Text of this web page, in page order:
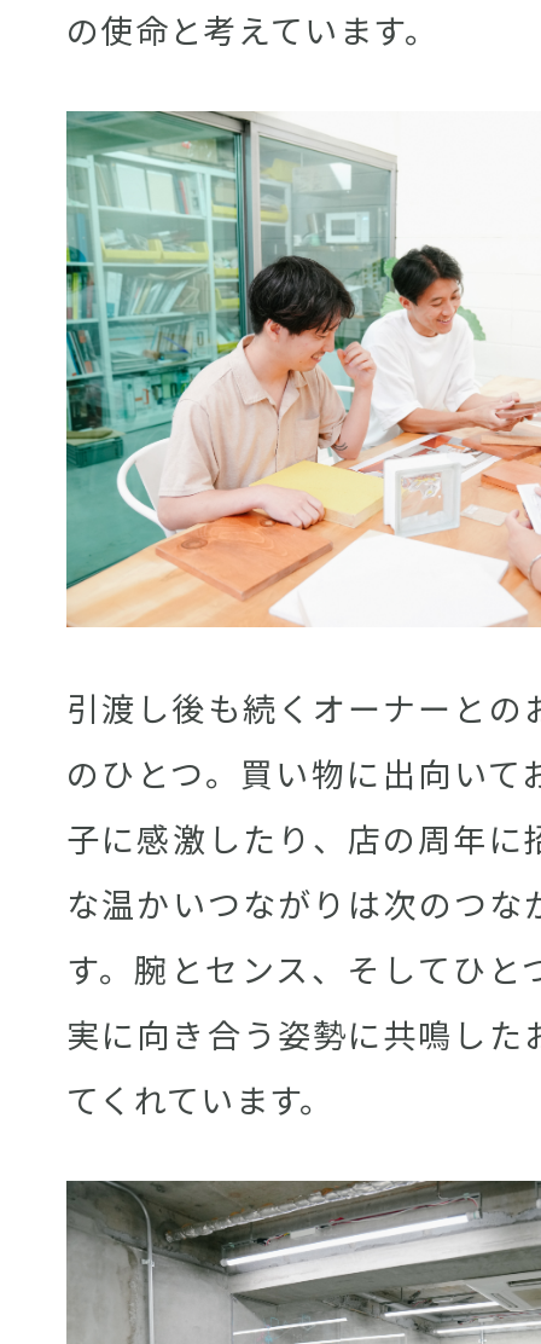
の使命と考えています。
引渡し後も続くオーナーとの
のひとつ。買い物に出向いて
子に感激したり、店の周年に
な温かいつながりは次のつな
す。腕とセンス、そしてひと
実に向き合う姿勢に共鳴した
てくれています。